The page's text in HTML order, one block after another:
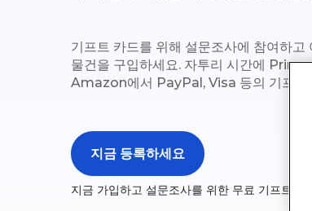
기프트 카드를 위해 설문조사에 참여하
물건을 구입하세요. 자투리 시간에
Amazon에서 PayPal, Visa 등의 기프트
지금 등록하세요
지금 가입하고 설문조사를 위한 무료 기프트 카